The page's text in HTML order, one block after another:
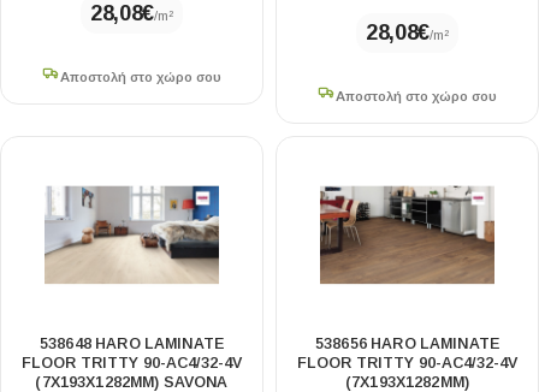
28,08€/m²
Αποστολή στο χώρο σου
28,08€/m²
Αποστολή στο χώρο σου
538648 HARO LAMINATE
FLOOR TRITTY 90-AC4/32-4V
(7X193X1282MM) SAVONA
538656 HARO LAMINATE
FLOOR TRITTY 90-AC4/32-4V
(7X193X1282MM)